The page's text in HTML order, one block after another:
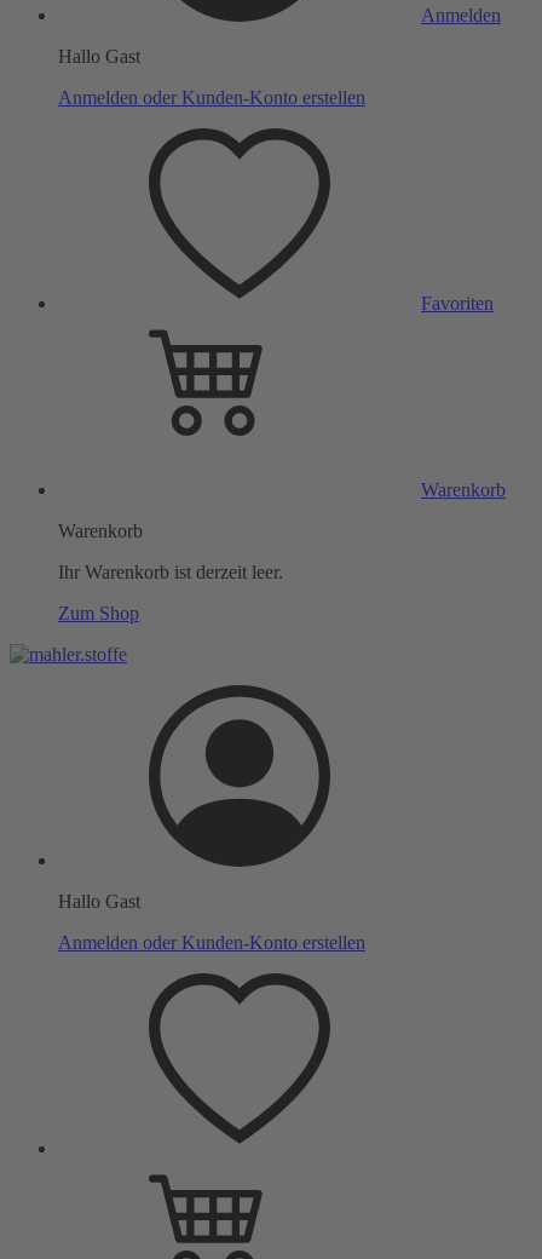
Anmelden
Hallo Gast
Anmelden oder Kunden-Konto erstellen
Favoriten
Warenkorb
Warenkorb
Ihr Warenkorb ist derzeit leer.
Zum Shop
Hallo Gast
Anmelden oder Kunden-Konto erstellen